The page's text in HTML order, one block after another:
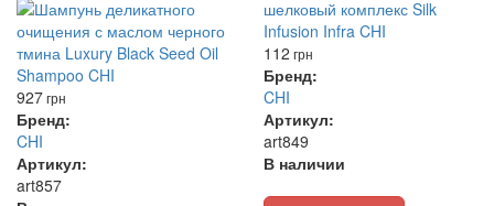
927грн
Бренд:
CHI
Артикул:
art857
112 грн
Бренд:
CHI
Артикул:
art849
В наличии